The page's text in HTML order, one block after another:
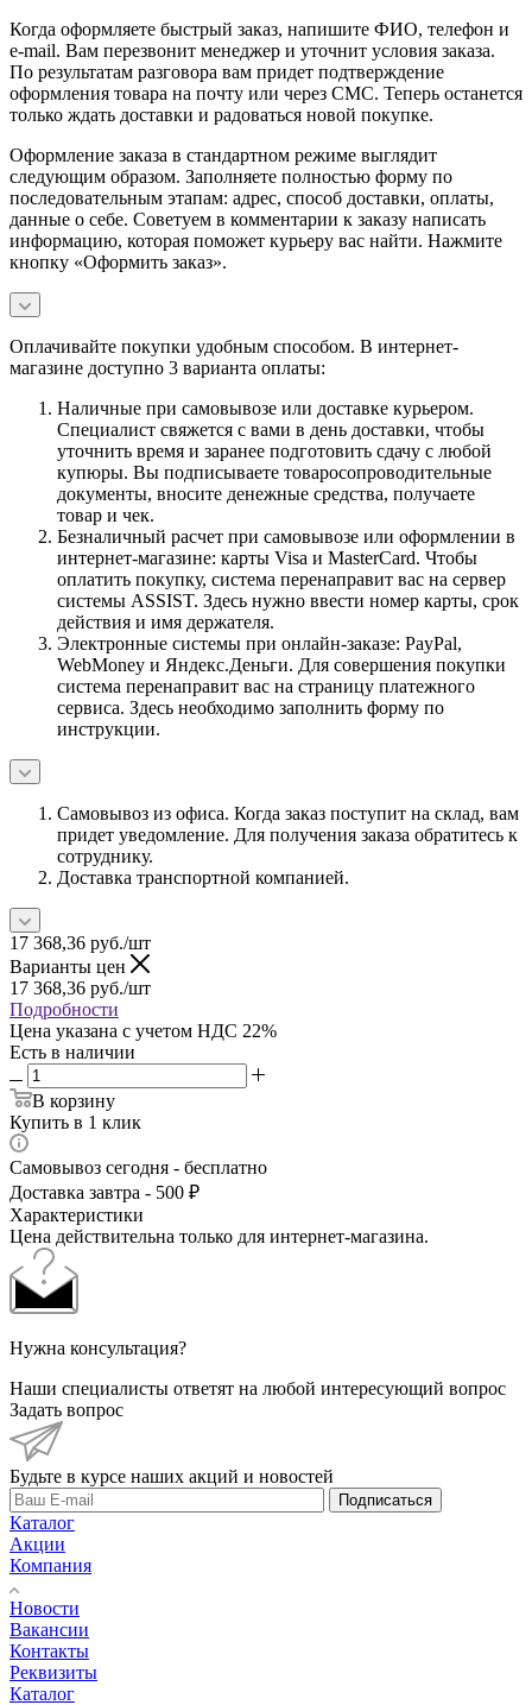
Когда оформляете быстрый заказ, напишите ФИО, телефон и
e-mail. Вам перезвонит менеджер и уточнит условия заказа.
По результатам разговора вам придет подтверждение
оформления товара на почту или через СМС. Теперь останется
только ждать доставки и радоваться новой покупке.
Оформление заказа в стандартном режиме выглядит
следующим образом. Заполняете полностью форму по
последовательным этапам: адрес, способ доставки, оплаты,
данные о себе. Советуем в комментарии к заказу написать
информацию, которая поможет курьеру вас найти. Нажмите
кнопку «Оформить заказ».
Оплачивайте покупки удобным способом. В интернет-
магазине доступно 3 варианта оплаты:
Наличные при самовывозе или доставке курьером.
Специалист свяжется с вами в день доставки, чтобы
уточнить время и заранее подготовить сдачу с любой
купюры. Вы подписываете товаросопроводительные
документы, вносите денежные средства, получаете
товар и чек.
Безналичный расчет при самовывозе или оформлении в
интернет-магазине: карты Visa и MasterCard. Чтобы
оплатить покупку, система перенаправит вас на сервер
системы ASSIST. Здесь нужно ввести номер карты, срок
действия и имя держателя.
Электронные системы при онлайн-заказе: PayPal,
WebMoney и Яндекс.Деньги. Для совершения покупки
система перенаправит вас на страницу платежного
сервиса. Здесь необходимо заполнить форму по
инструкции.
Самовывоз из офиса. Когда заказ поступит на склад, вам
придет уведомление. Для получения заказа обратитесь к
сотруднику.
Доставка транспортной компанией.
17 368,36 руб./шт
Варианты цен
17 368,36 руб./шт
Подробности
Цена указана с учетом НДС 22%
Есть в наличии
В корзину
Купить в 1 клик
Самовывоз сегодня - бесплатно
Доставка завтра - 500 ₽
Характеристики
Цена действительна только для интернет-магазина.
Нужна консультация?
Наши специалисты ответят на любой интересующий вопрос
Задать вопрос
Будьте в курсе наших акций и новостей
Подписаться
Каталог
Акции
Компания
Новости
Вакансии
Контакты
Реквизиты
Каталог